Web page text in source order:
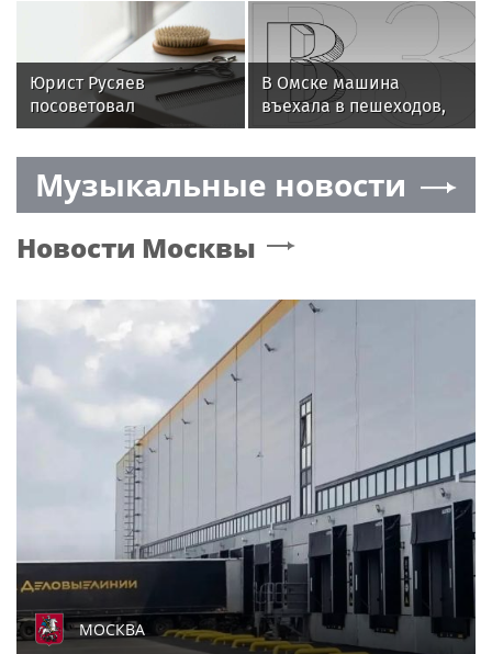
Юрист Русяев
посоветовал
фиксировать состояние
В Омске машина
въехала в пешеходов,
пострадали восемь
Музыкальные новости
Новости Москвы
МОСКВА